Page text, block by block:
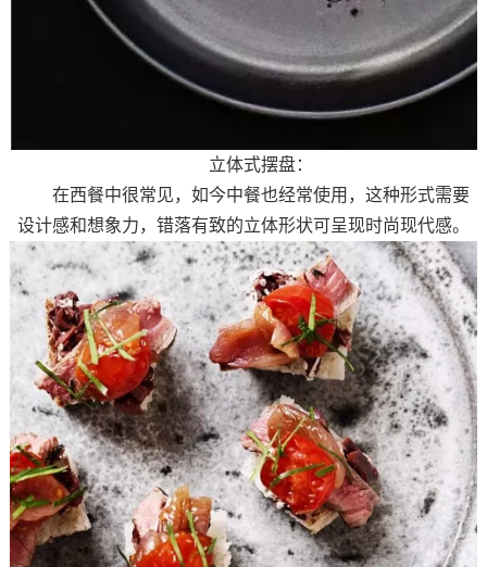
立体式摆盘：
在西餐中很常见，如今中餐也经常使用，这种形式需要
设计感和想象力，错落有致的立体形状可呈现时尚现代感。